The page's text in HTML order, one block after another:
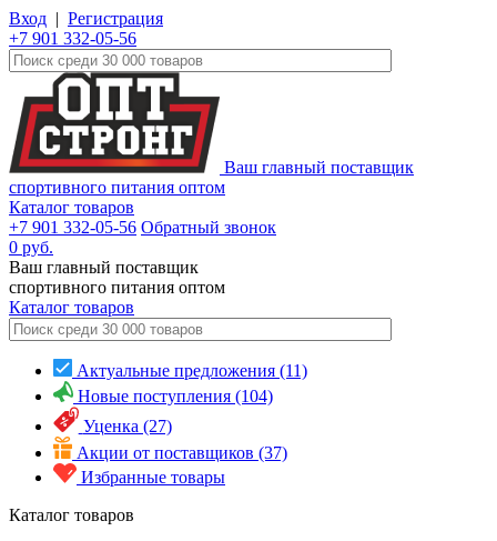
Вход | Регистрация
+7 901 332-05-56
Ваш главный поставщик
спортивного питания оптом
Каталог товаров
+7 901 332-05-56 Обратный звонок
0 руб.
Ваш главный поставщик
спортивного питания оптом
Каталог товаров
Актуальные предложения (11)
Новые поступления (104)
Уценка (27)
Акции от поставщиков (37)
Избранные товары
Каталог товаров